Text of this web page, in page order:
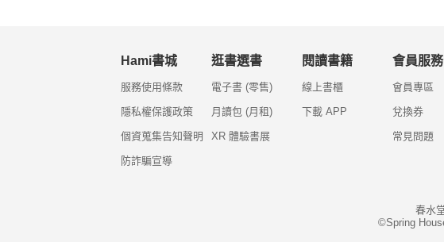
Hami書城
服務使用條款
隱私權保護政策
個資蒐集告知聲明
防詐騙宣導
逛書選書
電子書 (零售)
月讀包 (月租)
XR 體驗書展
閱讀書籍
線上書櫃
下載 APP
會員服務
會員專區
兌換券
常見問題
春水
©Spring